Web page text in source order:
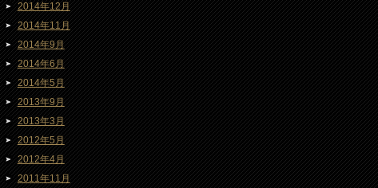
2014年12月
2014年11月
2014年9月
2014年6月
2014年5月
2013年9月
2013年3月
2012年5月
2012年4月
2011年11月